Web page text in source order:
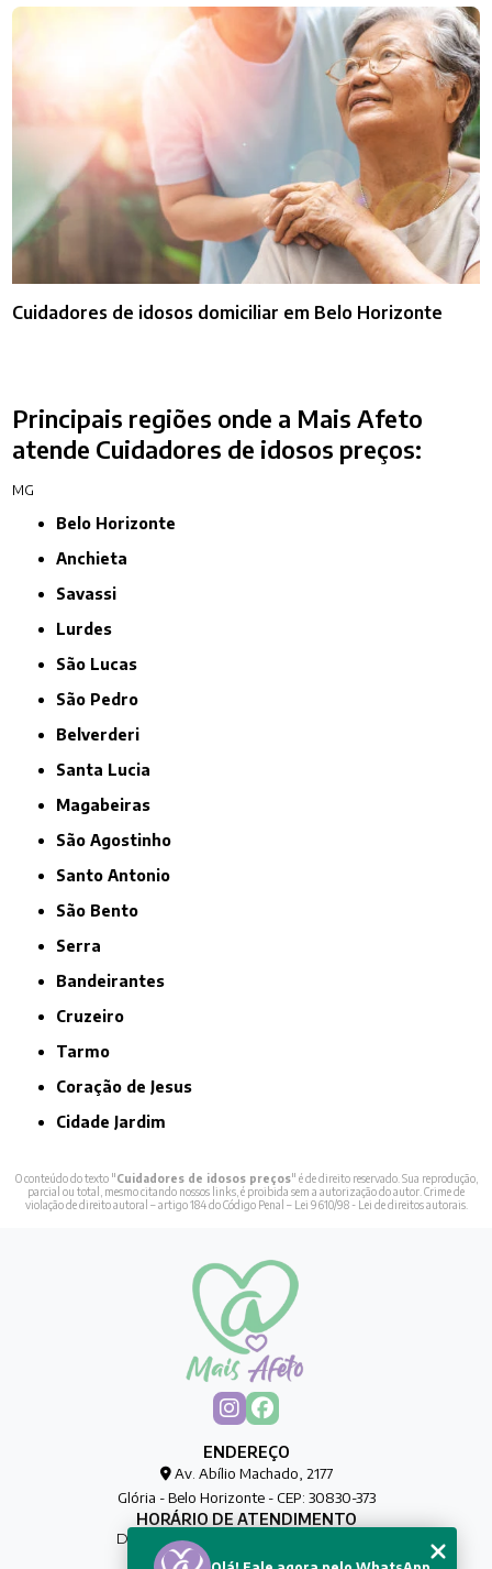
Cuidadores de idosos domiciliar em Belo Horizonte
Principais regiões onde a Mais Afeto
atende Cuidadores de idosos preços:
MG
Belo Horizonte
Anchieta
Savassi
Lurdes
São Lucas
São Pedro
Belverderi
Santa Lucia
Magabeiras
São Agostinho
Santo Antonio
São Bento
Serra
Bandeirantes
Cruzeiro
Tarmo
Coração de Jesus
Cidade Jardim
O conteúdo do texto "Cuidadores de idosos preços" é de direito reservado. Sua reprodução,
parcial ou total, mesmo citando nossos links, é proibida sem a autorização do autor. Crime de
violação de direito autoral – artigo 184 do Código Penal – Lei 9610/98 - Lei de direitos autorais.
ENDEREÇO
Av. Abílio Machado, 2177
Glória - Belo Horizonte - CEP: 30830-373
HORÁRIO DE ATENDIMENTO
De Segunda à Sexta das 00h às 00h